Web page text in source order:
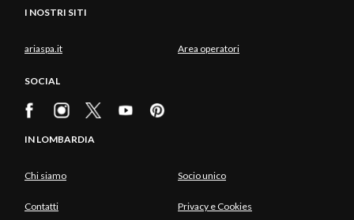
I NOSTRI SITI
ariaspa.it Area operatori
SOCIAL
IN LOMBARDIA
Chi siamo Socio unico
Contatti Privacy e Cookies